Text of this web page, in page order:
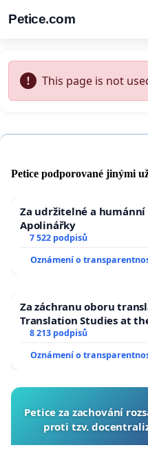
Petice.com
This page is not
Petice podporované jinými
Za udržitelné a
Apolinářky
7 522 podpisů
Oznámení o
Za záchranu oboru
Translation Studies at
University
8 213 podpisů
Oznámení o
Petice za zachování
proti tzv.